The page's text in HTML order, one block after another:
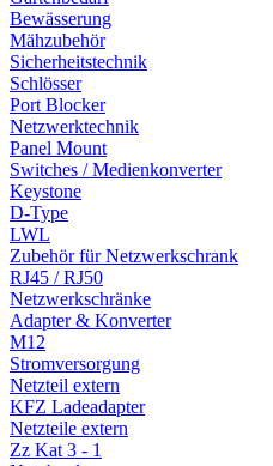
Bewässerung
Mähzubehör
Sicherheitstechnik
Schlösser
Port Blocker
Netzwerktechnik
Panel Mount
Switches / Medienkonverter
Keystone
D-Type
LWL
Zubehör für Netzwerkschrank
RJ45 / RJ50
Netzwerkschränke
Adapter & Konverter
M12
Stromversorgung
Netzteil extern
KFZ Ladeadapter
Netzteile extern
Zz Kat 3 - 1